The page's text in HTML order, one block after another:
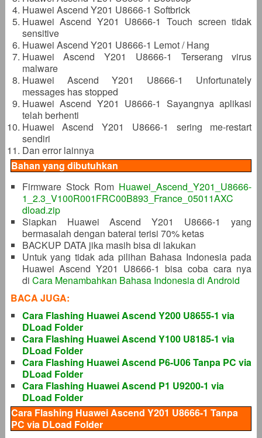
Huawei Ascend Y201 U8666-1 Softbrick
Huawei Ascend Y201 U8666-1 Touch screen tidak
sensitive
Huawei Ascend Y201 U8666-1 Lemot / Hang
Huawei Ascend Y201 U8666-1 Terserang virus
malware
Huawei Ascend Y201 U8666-1 Unfortunately
messages has stopped
Huawei Ascend Y201 U8666-1 Sayangnya aplikasi
telah berhenti
Huawei Ascend Y201 U8666-1 sering me-restart
sendiri
Dan error lainnya
Bahan yang dibutuhkan
Firmware Stock Rom Huawei_Ascend_Y201_U8666-
1_2.3_V100R001FRC00B893_France_05011AXC
dload.zip
Siapkan Huawei Ascend Y201 U8666-1 yang
bermasalah dengan baterai terisi 70% ketas
BACKUP DATA jika masih bisa di lakukan
Untuk yang tidak ada pilihan Bahasa Indonesia pada
Huawei Ascend Y201 U8666-1 bisa coba cara nya
di Cara Menambahkan Bahasa Indonesia di Android
BACA JUGA:
Cara Flashing Huawei Ascend Y200 U8655-1 via
DLoad Folder
Cara Flashing Huawei Ascend Y100 U8185-1 via
DLoad Folder
Cara Flashing Huawei Ascend P6-U06 Tanpa PC via
DLoad Folder
Cara Flashing Huawei Ascend P1 U9200-1 via
DLoad Folder
Cara Flashing Huawei Ascend Y201 U8666-1 Tanpa
PC via DLoad Folder